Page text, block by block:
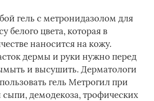
гель с метронидазолом для
белого цвета, которая в
наносится на кожу.
дермы и руки нужно перед
и высушить. Дерматологи
гель Метрогил при
сыпи, демодекоза, трофических